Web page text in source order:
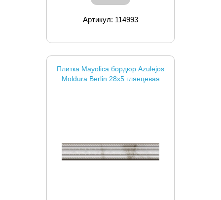
Артикул: 114993
Плитка Mayolica бордюр Azulejos
Moldura Berlin 28x5 глянцевая